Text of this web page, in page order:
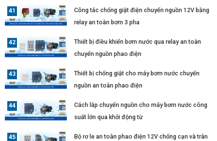
Công tắc chống giật điện chuyển nguồn 12V bằng
relay an toàn bơm 3 pha
Thiết bị điều khiển bơm nước qua relay an toàn
chuyển nguồn phao điện
Thiết bị chống giật cho máy bơm nước chuyển
nguồn an toàn phao điện
Cách lắp chuyển nguồn cho máy bơm nước công
suất lớn qua khởi động từ
Bộ rơ le an toàn phao điện 12V chống cạn và tràn